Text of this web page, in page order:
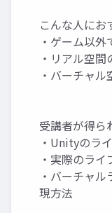
こんな人にお
・ゲーム以
・リアル空
・バーチャ
受講者が得ら
・Unityのラ
・実際のラ
・バーチャ
現方法